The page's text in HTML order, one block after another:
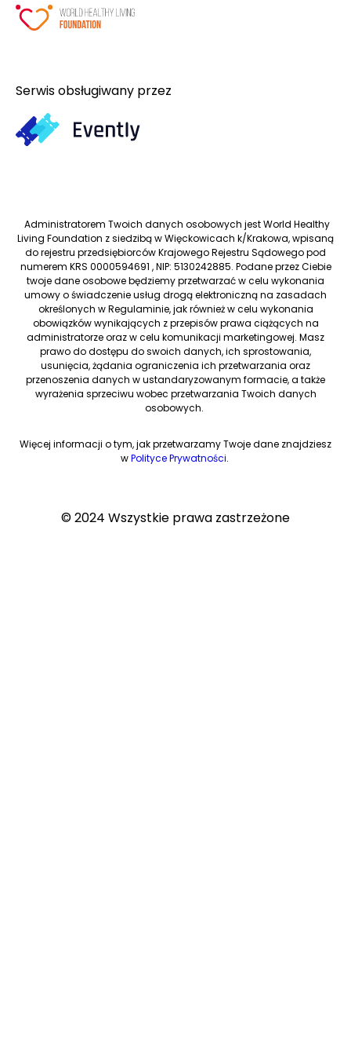
Serwis obsługiwany przez
Administratorem Twoich danych osobowych jest World Healthy
Living Foundation z siedzibą w Więckowicach k/Krakowa, wpisaną
do rejestru przedsiębiorców Krajowego Rejestru Sądowego pod
numerem KRS 0000594691 , NIP: 5130242885. Podane przez Ciebie
twoje dane osobowe będziemy przetwarzać w celu wykonania
umowy o świadczenie usług drogą elektroniczną na zasadach
określonych w Regulaminie, jak również w celu wykonania
obowiązków wynikających z przepisów prawa ciążących na
administratorze oraz w celu komunikacji marketingowej. Masz
prawo do dostępu do swoich danych, ich sprostowania,
usunięcia, żądania ograniczenia ich przetwarzania oraz
przenoszenia danych w ustandaryzowanym formacie, a także
wyrażenia sprzeciwu wobec przetwarzania Twoich danych
osobowych.
Więcej informacji o tym, jak przetwarzamy Twoje dane znajdziesz
wPolityce Prywatności.
© 2024 Wszystkie prawa zastrzeżone